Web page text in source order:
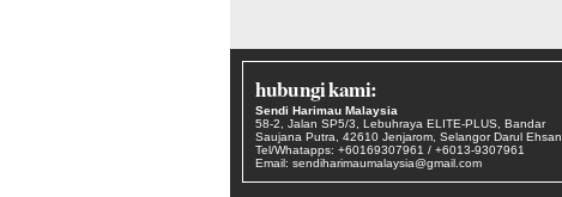
hubungi kami:
Sendi Harimau Malaysia
58-2, Jalan SP5/3, Lebuhraya ELITE-PLUS, Bandar
Saujana Putra, 42610 Jenjarom, Selangor Darul Ehsan
Tel/Whatapps: +60169307961 / +6013-9307961
Email: sendiharimaumalaysia@gmail.com